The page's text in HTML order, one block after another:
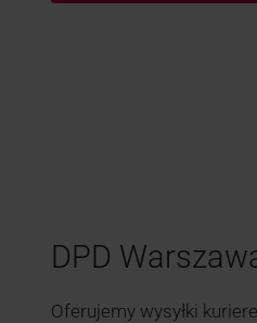
DPD
Oferujemy wysyłki